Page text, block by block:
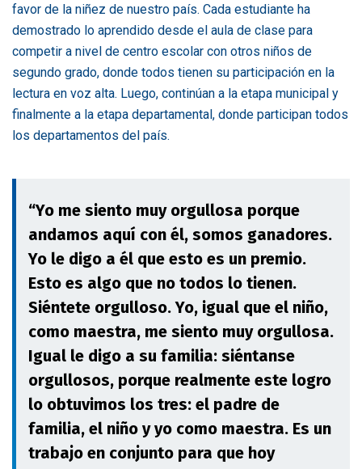
favor de la niñez de nuestro país. Cada estudiante ha
demostrado lo aprendido desde el aula de clase para
competir a nivel de centro escolar con otros niños de
segundo grado, donde todos tienen su participación en la
lectura en voz alta. Luego, continúan a la etapa municipal y
finalmente a la etapa departamental, donde participan todos
los departamentos del país.
“Yo me siento muy orgullosa porque
andamos aquí con él, somos ganadores.
Yo le digo a él que esto es un premio.
Esto es algo que no todos lo tienen.
Siéntete orgulloso. Yo, igual que el niño,
como maestra, me siento muy orgullosa.
Igual le digo a su familia: siéntanse
orgullosos, porque realmente este logro
lo obtuvimos los tres: el padre de
familia, el niño y yo como maestra. Es un
trabajo en conjunto para que hoy